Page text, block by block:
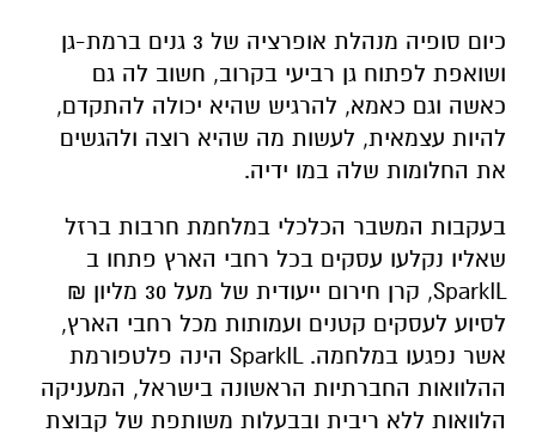
כיום סופיה מנהלת אופרציה של 3 גנים ברמת-גן
ושואפת לפתוח גן רביעי בקרוב, חשוב לה גם
כאשה וגם כאמא, להרגיש שהיא יכולה להתקדם,
להיות עצמאית, לעשות מה שהיא רוצה ולהגשים
את החלומות שלה במו ידיה.
בעקבות המשבר הכלכלי במלחמת חרבות ברזל
שאליו נקלעו עסקים בכל רחבי הארץ פתחו ב
SparkIL, קרן חירום ייעודית של מעל 30 מליון ₪
לסיוע לעסקים קטנים ועמותות מכל רחבי הארץ,
אשר נפגעו במלחמה. SparkIL הינה פלטפורמת
ההלוואות החברתיות הראשונה בישראל, המעניקה
הלוואות ללא ריבית ובבעלות משותפת של קבוצת